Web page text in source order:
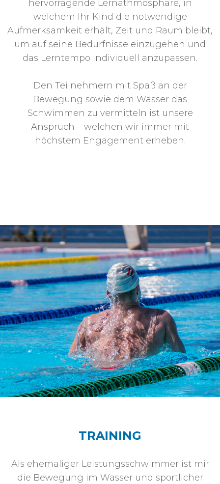
hervorragende Lernathmosphäre, in
welchem Ihr Kind die notwendige
Aufmerksamkeit erhält, Zeit und Raum bleibt,
um auf seine Bedürfnisse einzugehen und
das Lerntempo individuell anzupassen.
Den Teilnehmern mit Spaß an der
Bewegung sowie dem Wasser das
Schwimmen zu vermitteln ist unsere
Anspruch – welchen wir immer mit
höchstem Engagement erheben.
TRAINING
Als ehemaliger Leistungsschwimmer ist mir
die Bewegung im Wasser und sportlicher